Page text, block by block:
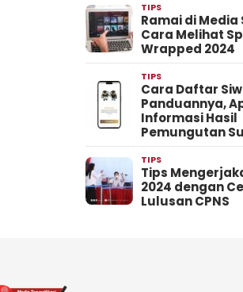
TIPS
Ramai di Media
Cara Melihat
Wrapped 2024
TIPS
Cara Daftar
Panduannya,
Informasi Hasil
Pemungutan
TIPS
Tips
2024 dengan
Lulusan CPNS